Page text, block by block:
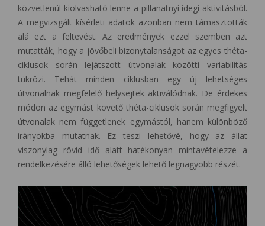
közvetlenül kiolvasható lenne a pillanatnyi idegi aktivitásból.
A megvizsgált kísérleti adatok azonban nem támasztották
alá ezt a feltevést. Az eredmények ezzel szemben azt
mutatták, hogy a jövőbeli bizonytalanságot az egyes théta-
ciklusok során lejátszott útvonalak közötti variabilitás
tükrözi. Tehát minden ciklusban egy új lehetséges
útvonalnak megfelelő helysejtek aktiválódnak. De érdekes
módon az egymást követő théta-ciklusok során megfigyelt
útvonalak nem függetlenek egymástól, hanem különböző
irányokba mutatnak. Ez teszi lehetővé, hogy az állat
viszonylag rövid idő alatt hatékonyan mintavételezze a
rendelkezésére álló lehetőségek lehető legnagyobb részét.